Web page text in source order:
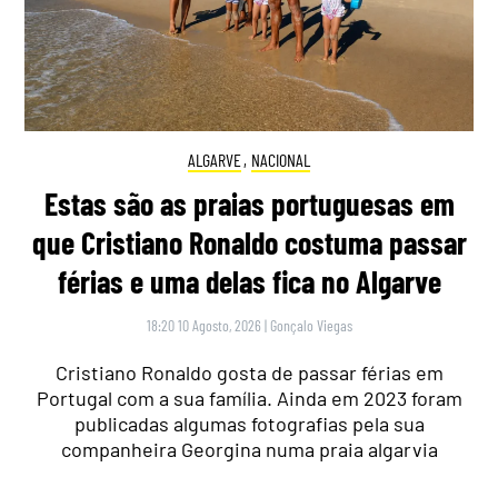
ALGARVE, NACIONAL
Estas são as praias portuguesas em
que Cristiano Ronaldo costuma passar
férias e uma delas fica no Algarve
18:20 10 Agosto, 2026 | Gonçalo Viegas
Cristiano Ronaldo gosta de passar férias em
Portugal com a sua família. Ainda em 2023 foram
publicadas algumas fotografias pela sua
companheira Georgina numa praia algarvia